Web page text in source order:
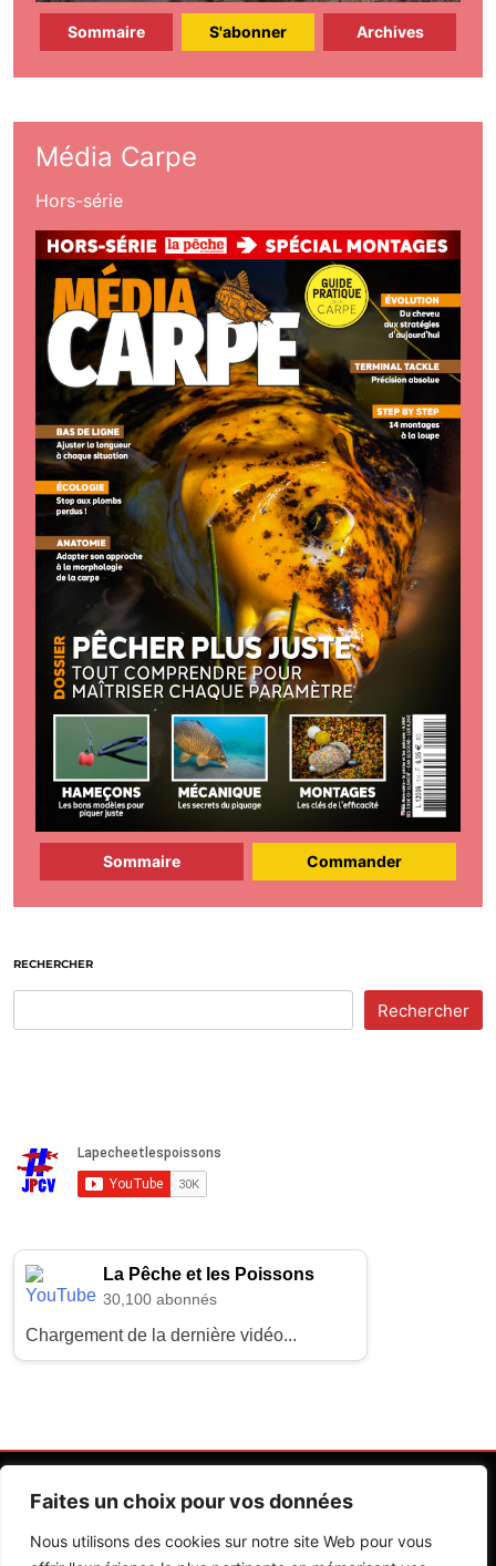
Faites un choix pour vos données
Nous utilisons des cookies sur notre site Web pour vous
Sommaire S'abonner Archives
Média Carpe
Hors-série
Sommaire Commander
RECHERCHER
Rechercher
La Pêche et les Poissons
30,100 abonnés
Chargement de la dernière vidéo...